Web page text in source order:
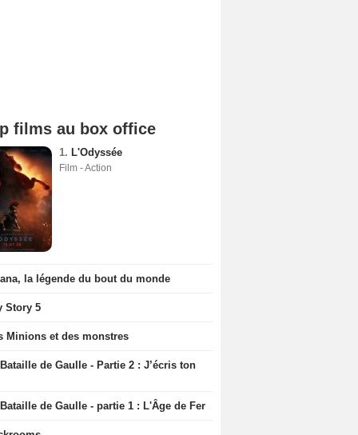
films au box office
1. L'Odyssée
Film - Action
la légende du bout du monde
Story 5
Minions et des monstres
de Gaulle - Partie 2 : J’écris ton
de Gaulle - partie 1 : L'Âge de Fer